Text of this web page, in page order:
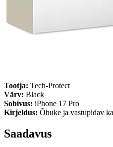
Tootja: Tech-Protect
Värv: Black
Sobivus: iPhone 17 Pro
Kirjeldus: Õhuke ja vastupidav
Saadavus